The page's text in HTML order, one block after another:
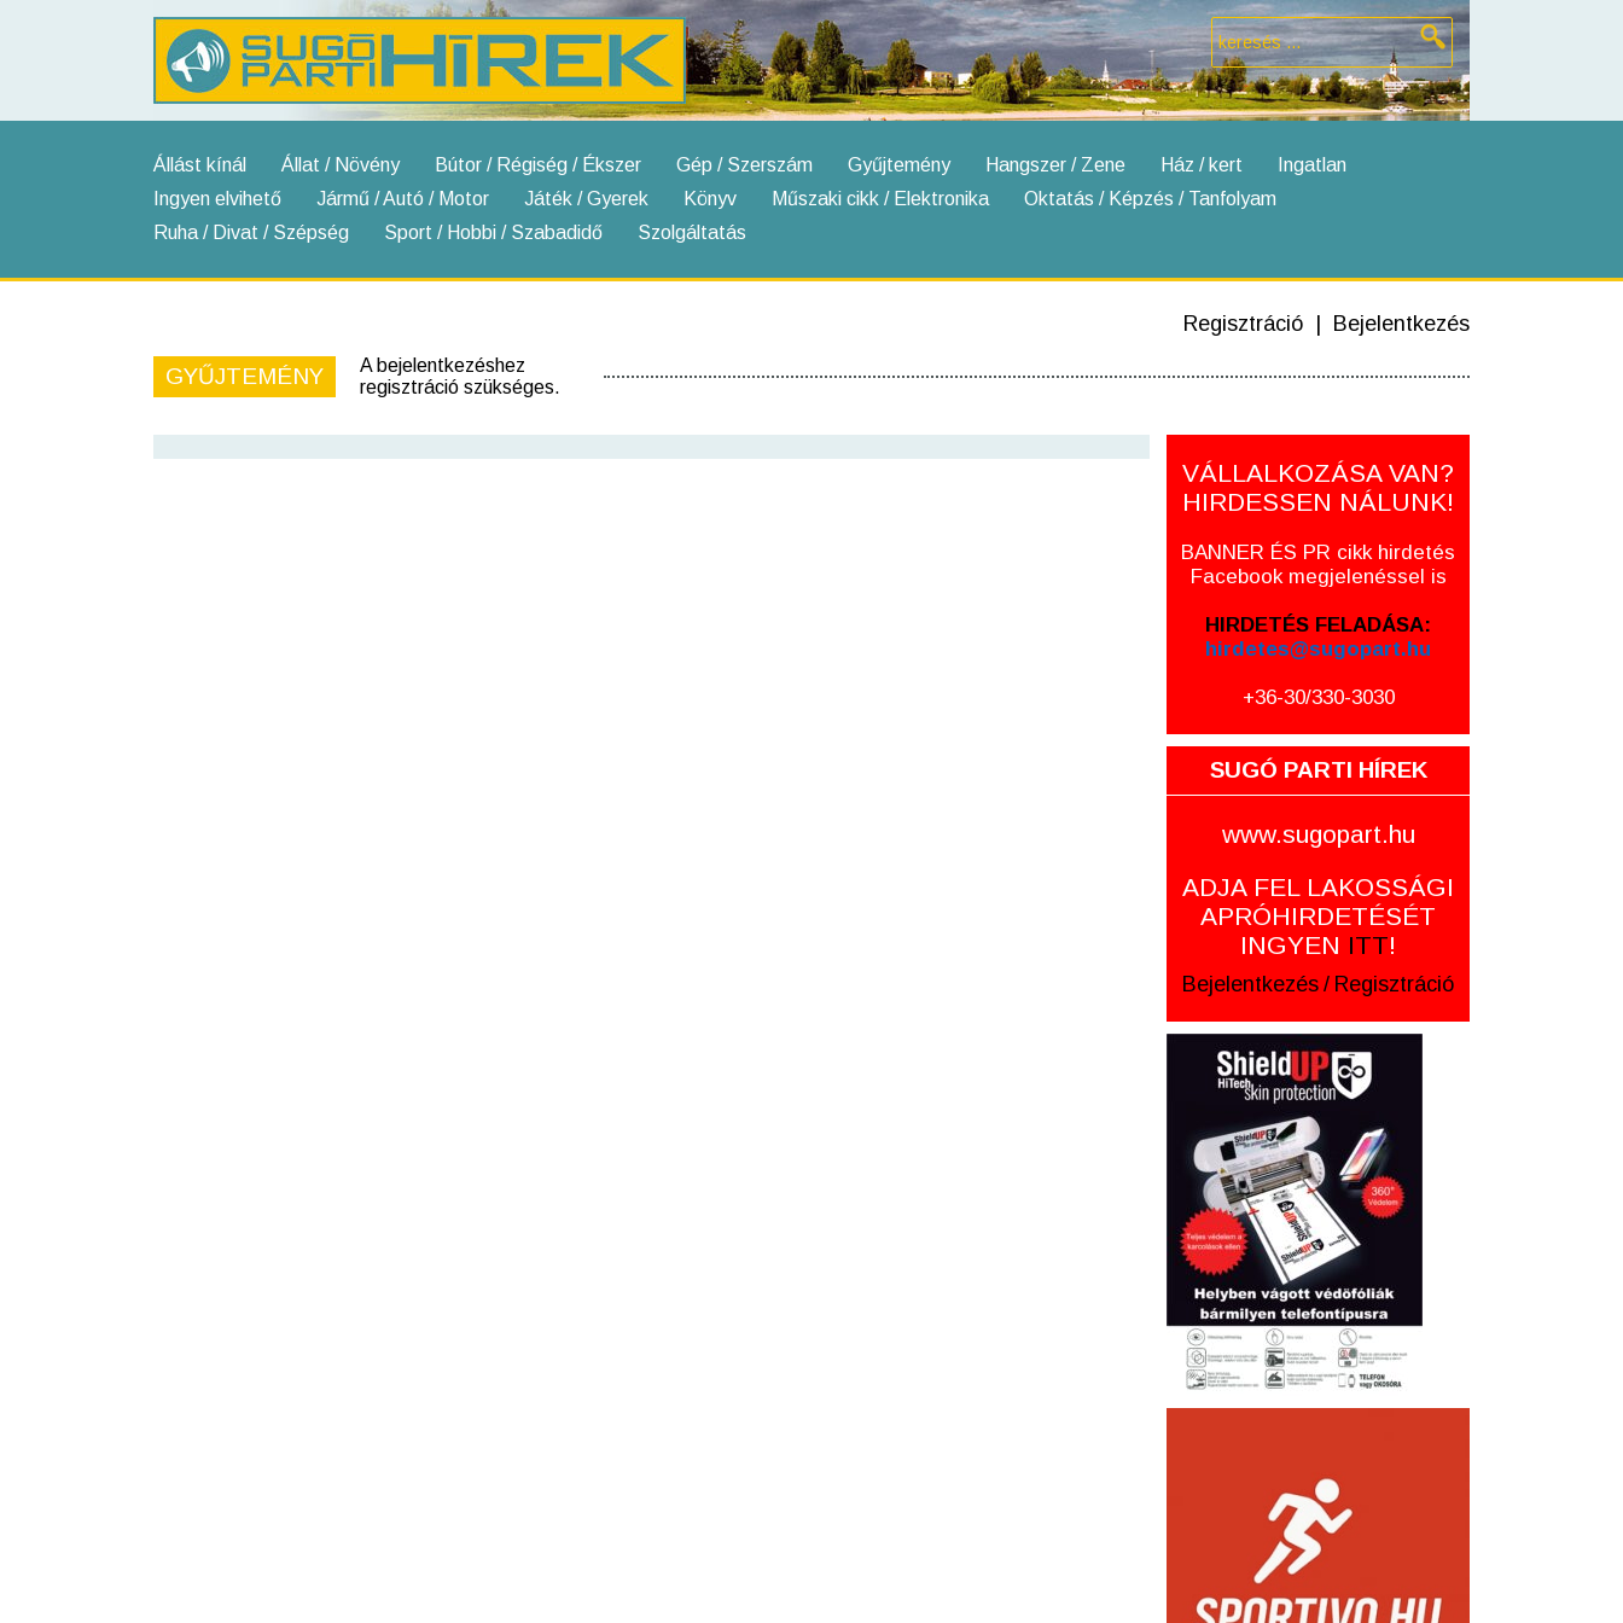
Állást kínál Állat / Növény Bútor / Régiség / Ékszer Gép / Szerszám Gyűjtemény Hangszer / Zene Ház / kert
Ingatlan
Ingyen elvihető
Jármű / Autó / Motor Játék / Gyerek Könyv Műszaki cikk / Elektronika
Oktatás / Képzés / Tanfolyam
Ruha / Divat / Szépség
Sport / Hobbi / Szabadidő Szolgáltatás
Regisztráció Bejelentkezés
GYŰJTEMÉNY
A bejelentkezéshez
regisztráció szükséges.
VÁLLALKOZÁSA VAN?
HIRDESSEN NÁLUNK!
BANNER ÉS PR cikk hirdetés
Facebook megjelenéssel is
HIRDETÉS FELADÁSA:
hirdetes@sugopart.hu
+36-30/330-3030
SUGÓ PARTI HÍREK
www.sugopart.hu
ADJA FEL LAKOSSÁGI
APRÓHIRDETÉSÉT
INGYEN ITT!
Bejelentkezés / Regisztráció